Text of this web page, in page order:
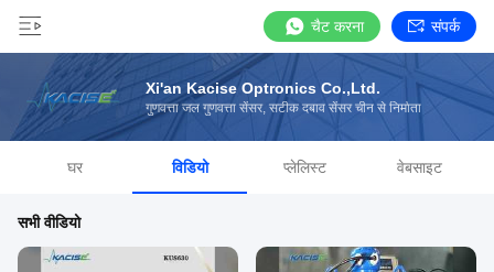
चैट करना संपर्क
Xi'an Kacise Optronics Co.,Ltd.
गुणवत्ता जल गुणवत्ता सेंसर, सटीक दबाव सेंसर चीन से निर्माता
घर विडियो प्लेलिस्ट वेबसाइट
सभी वीडियो